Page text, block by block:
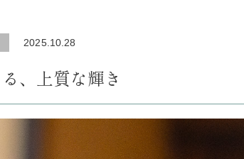
2025.10.28
、上質な輝き